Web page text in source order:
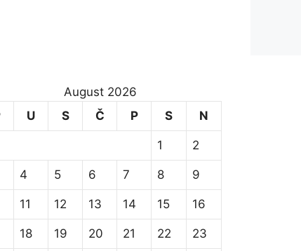
August 2026
U S Č P S N
1 2
4 5 6 7 8 9
11 12 13 14 15 16
18 19 20 21 22 23